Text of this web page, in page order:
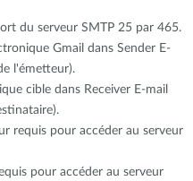
du serveur SMTP 25 par 465.
Gmail dans Sender E-
l'émetteur).
cible dans Receiver E-mail
requis pour accéder au serveur
pour accéder au serveur